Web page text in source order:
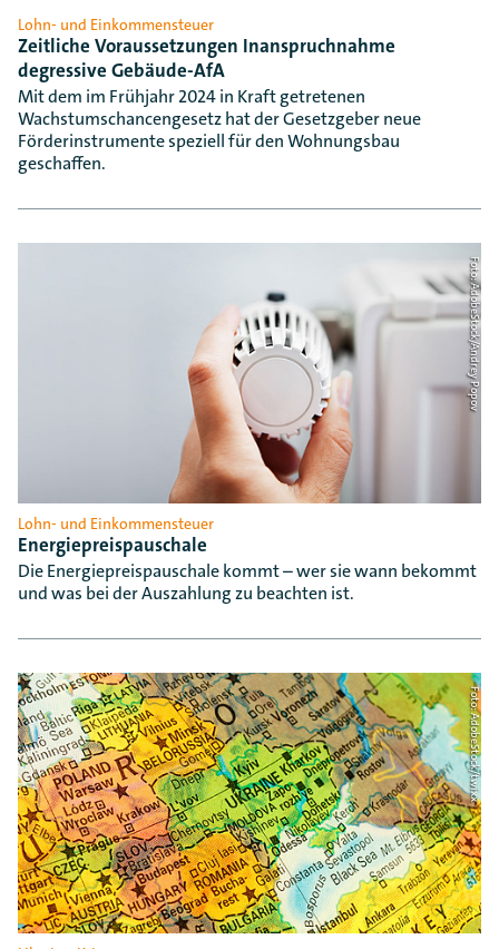
Lohn- und Einkommensteuer
Zeitliche Voraussetzungen Inanspruchnahme
degressive Gebäude-AfA
Mit dem im Frühjahr 2024 in Kraft getretenen
Wachstumschancengesetz hat der Gesetzgeber neue
Förderinstrumente speziell für den Wohnungsbau
geschaffen.
Foto: AdobeStock/Andrey Popov
Lohn- und Einkommensteuer
Energiepreispauschale
Die Energiepreispauschale kommt – wer sie wann bekommt
und was bei der Auszahlung zu beachten ist.
Foto: AdobeStock/twixx